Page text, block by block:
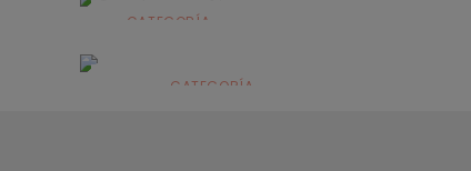
CATEGORÍA
CATEGORÍA